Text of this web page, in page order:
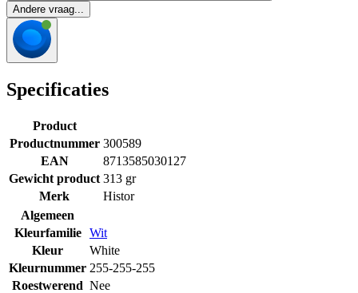
Andere vraag...
Specificaties
Product
Productnummer 300589
EAN
8713585030127
Gewicht product 313 gr
Merk
Histor
Algemeen
Kleurfamilie
Wit
Kleur
White
Kleurnummer 255-255-255
Roestwerend Nee